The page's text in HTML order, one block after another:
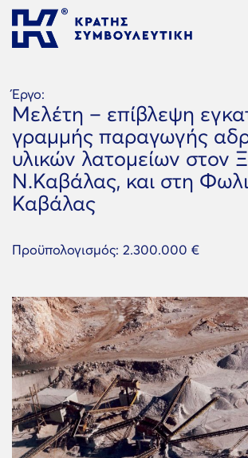
Έργο:
Μελέτη – επίβλεψη
γραμμής παραγωγής
υλικών λατομείων στον
Ν.Καβάλας, και στη
Καβάλας
Προϋπολογισμός: 2.300.000 €